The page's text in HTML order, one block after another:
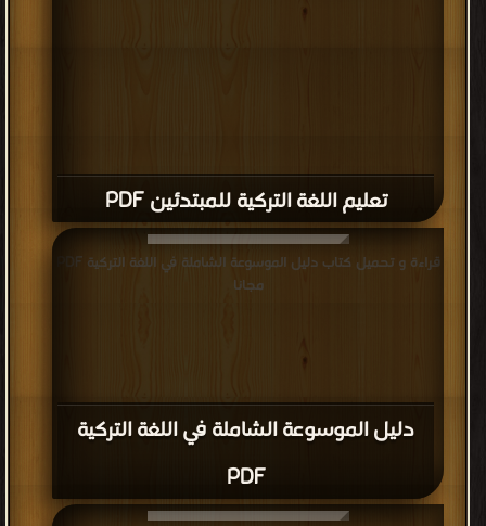
تعليم اللغة التركية للمبتدئين PDF
دليل الموسوعة الشاملة في اللغة التركية
PDF
قراءة و تحميل كتاب دليل الموسوعة الشاملة في اللغة التركية PDF
مجانا